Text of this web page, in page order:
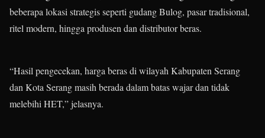
beberapa lokasi strategis seperti gudang Bulog, pasar tradisional,
ritel modern, hingga produsen dan distributor beras.
“Hasil pengecekan, harga beras di wilayah Kabupaten Serang
dan Kota Serang masih berada dalam batas wajar dan tidak
melebihi HET,” jelasnya.